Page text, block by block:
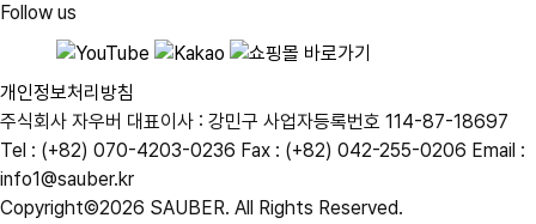
Follow us
개인정보처리방침
주식회사 자우버 대표이사 : 강민구 사업자등록번호 114-87-18697
Tel : (+82) 070-4203-0236 Fax : (+82) 042-255-0206 Email :
info1@sauber.kr
Copyright©2026 SAUBER. All Rights Reserved.